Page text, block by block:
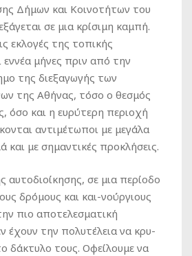
Δήμων και Κοινοτήτων του
σε μια κρίσιμη καμπή.
εκλογές της τοπικής
εννέα μήνες πριν από την
της διεξαγωγής των
της Αθήνας, τόσο ο θεσμός
όσο και η ευρύτερη περιοχή
αντιμέτωποι με μεγάλα
με σημαντικές προκλήσεις.
αυτοδιοίκησης, σε μια περίοδο
δρόμους και και-νούργιους
πιο αποτελεσματική
έχουν την πολυτέλεια να κρυ-
δάκτυλο τους. Οφείλουμε να